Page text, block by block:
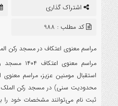
اشتراک گذاری
کد مطلب : 988
مراسم معنوی اعتکاف در مسجد رکن
مراسم
استقبال مومنین عزیز، مراسم
محدودیت سنی) در مسجد رکن الملک
ثبت نام می‌توانند مشخصات خود را